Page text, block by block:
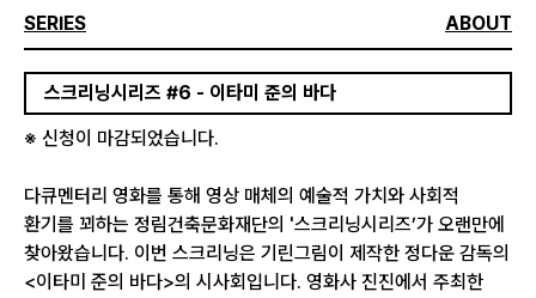
SERIES ABOUT
스크리닝시리즈 #6 - 이타미 준의 바다
※ 신청이 마감되었습니다.
다큐멘터리 영화를 통해 영상 매체의 예술적 가치와 사회적
환기를 꾀하는 정림건축문화재단의 '스크리닝시리즈’가 오랜만에
찾아왔습니다. 이번 스크리닝은 기린그림이 제작한 정다운 감독의
<이타미 준의 바다>의 시사회입니다. 영화사 진진에서 주최한